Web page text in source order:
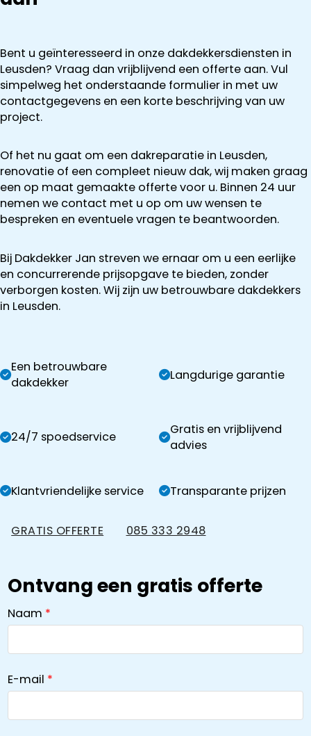
Bent u geïnteresseerd in onze dakdekkersdiensten in
Leusden? Vraag dan vrijblijvend een offerte aan. Vul
simpelweg het onderstaande formulier in met uw
contactgegevens en een korte beschrijving van uw
project.
Of het nu gaat om een dakreparatie in Leusden,
renovatie of een compleet nieuw dak, wij maken graag
een op maat gemaakte offerte voor u. Binnen 24 uur
nemen we contact met u op om uw wensen te
bespreken en eventuele vragen te beantwoorden.
Bij Dakdekker Jan streven we ernaar om u een eerlijke
en concurrerende prijsopgave te bieden, zonder
verborgen kosten. Wij zijn uw betrouwbare dakdekkers
in Leusden.
Een betrouwbare
dakdekker
Langdurige garantie
24/7 spoedservice
Gratis en vrijblijvend
advies
Klantvriendelijke service Transparante prijzen
GRATIS OFFERTE 085 333 2948
Ontvang een gratis offerte
Naam
E-mail